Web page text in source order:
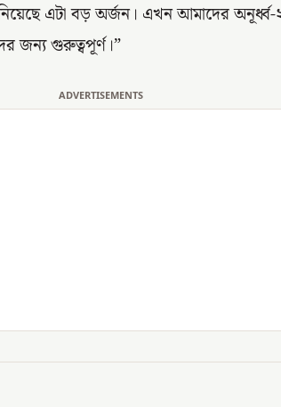
এটা বড় অর্জন। এখন আমাদের অনূর্ধ্ব-
জন্য গুরুত্বপূর্ণ।”
ADVERTISEMENTS